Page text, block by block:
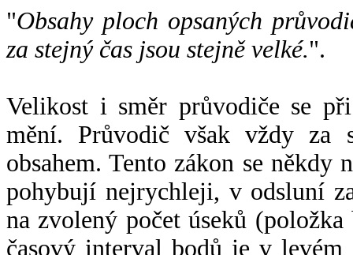
"Obsahy ploch opsaných
za stejný čas jsou stejně velké.".
Velikost i směr průvodiče se
mění. Průvodič však vždy za
obsahem. Tento zákon se někdy
pohybují nejrychleji, v odsluní
na zvolený počet úseků
časový interval bodů je v